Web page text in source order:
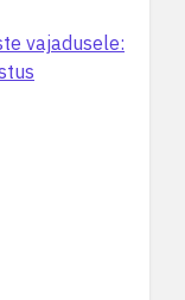
vajadusele: